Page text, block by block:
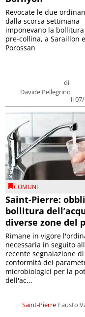
di
Davide Pellegrino
il
Revocate le due
dalla scorsa settimana
imponevano la
pre-collina, a Saraillon e
Porossan
COMUNI
Saint-Pierre:
bollitura
diverse zone del
Saint-Pierre Fausto
Rimane in vigore
necessaria in seguito
recente segnalazione
conformità dei
microbiologici per la
dell'ac...